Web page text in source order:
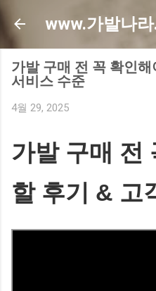
기본 콘텐
www.가발나
가발 구매 전 꼭 확인
서비스 수준
4월 29, 2025
가발 구매 전
할 후기 & 고